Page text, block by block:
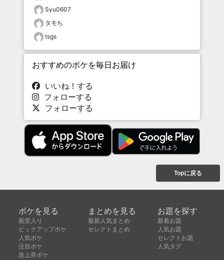
Syu0607
タモち
tsgs
おすすめのボケを毎日お届け
いいね！する
フォローする
フォローする
Topに戻る
ボケを見る
殿堂入り
ピックアップボケ
人気ボケ
注目ボケ
急上昇ボケ
まとめを見る
最新人気まとめ
セレクトまとめ
お題を探す
新着お題
人気お題
セレクトお題
人気タグ